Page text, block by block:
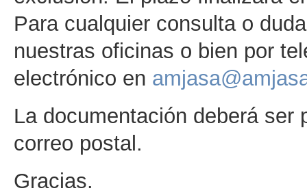
Para cualquier consulta o
nuestras oficinas o bien por
electrónico en
La documentación deberá ser
correo postal.
Gracias.